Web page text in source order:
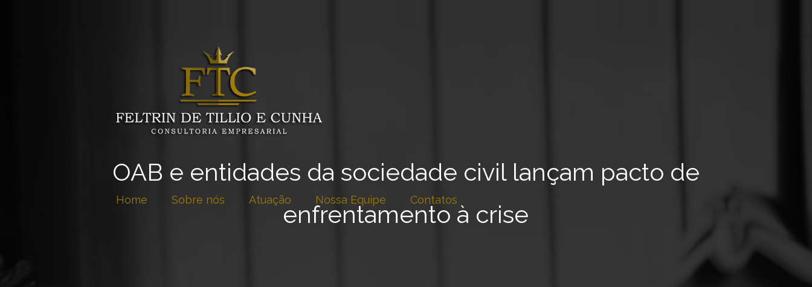
Home Sobre nós Atuação Nossa Equipe Contatos
OAB e entidades da sociedade civil lançam pacto de
enfrentamento à crise